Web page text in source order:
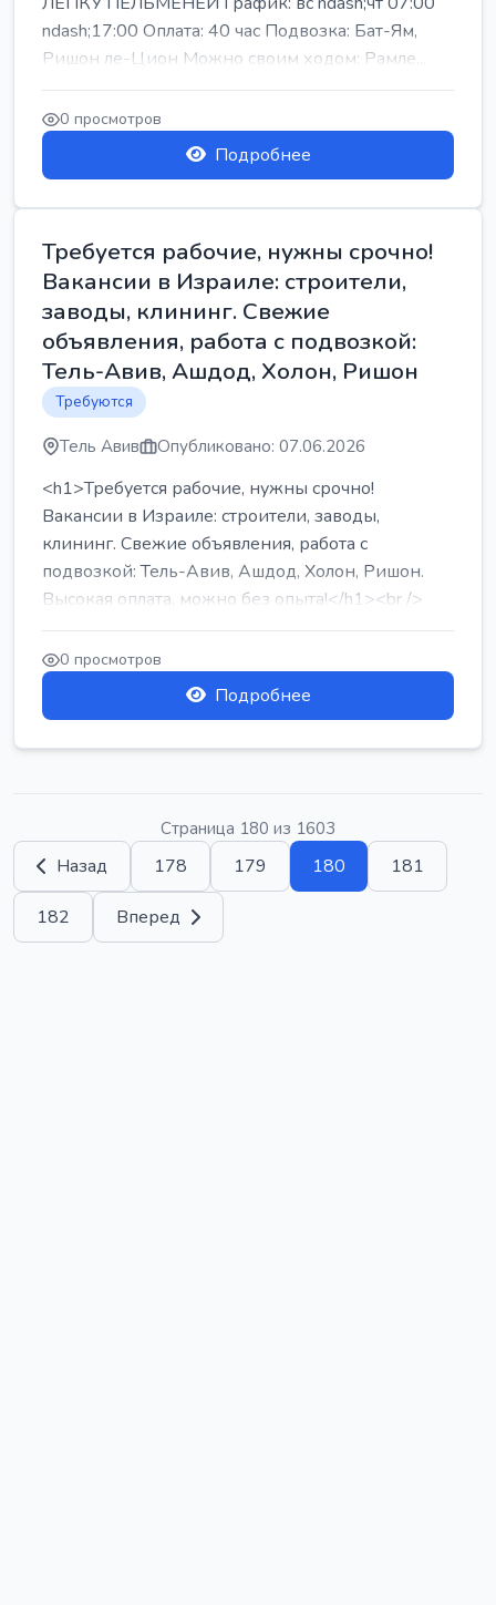
ndash;17:00 Оплата: 40 час Подвозка: Бат-Ям,
Ришон ле-Цион Можно своим ходом: Рамле...
0 просмотров
Подробнее
Требуется рабочие, нужны срочно!
Вакансии в Израиле: строители,
заводы, клининг. Свежие
объявления, работа с подвозкой:
Тель-Авив, Ашдод, Холон, Ришон
Требуются
Тель Авив Опубликовано: 07.06.2026
<h1>Требуется рабочие, нужны срочно!
Вакансии в Израиле: строители, заводы,
клининг. Свежие объявления, работа с
подвозкой: Тель-Авив, Ашдод, Холон, Ришон.
Высокая оплата, можно без опыта!</h1><br />
...
0 просмотров
Подробнее
Страница 180 из 1603
Назад 178 179 180 181
182 Вперед